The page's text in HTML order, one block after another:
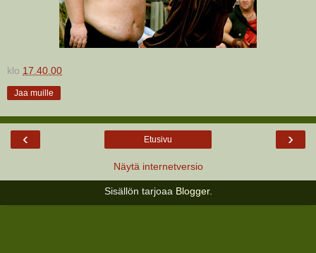
klo 17.40.00
Jaa muille
‹ ›
Etusivu
Näytä internetversio
Sisällön tarjoaa Blogger.